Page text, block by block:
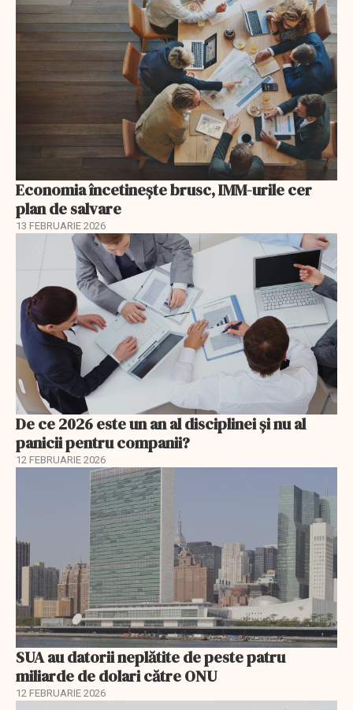
Economia încetinește brusc, IMM-urile cer
plan de salvare
13 FEBRUARIE 2026
De ce 2026 este un an al disciplinei și nu al
panicii pentru companii?
12 FEBRUARIE 2026
SUA au datorii neplătite de peste patru
miliarde de dolari către ONU
12 FEBRUARIE 2026